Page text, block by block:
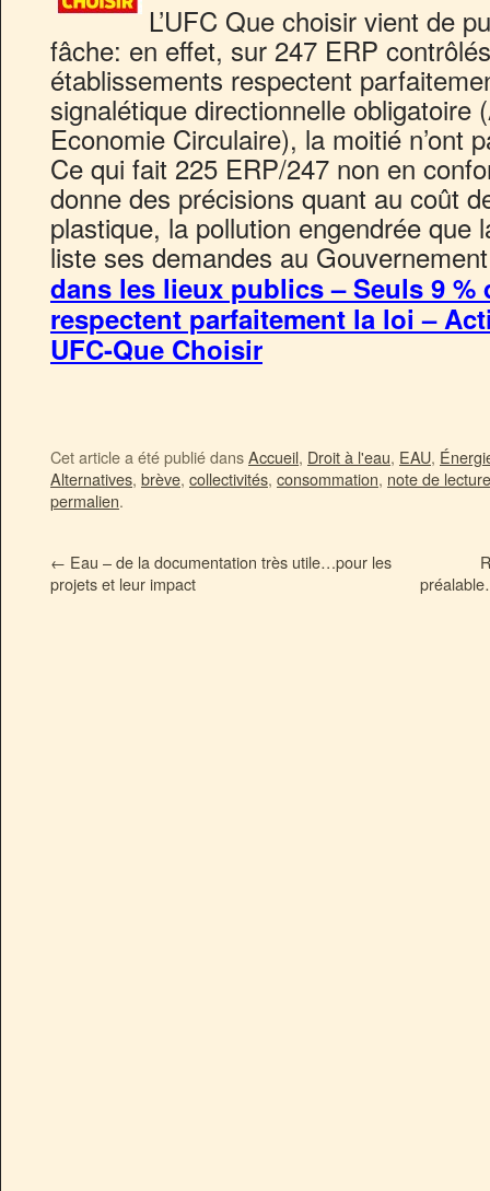
L’UFC Que choisir vient de
fâche: en effet, sur 247 ERP
établissements respectent
signalétique directionnelle obligatoire
Economie Circulaire), la moitié n’ont
Ce qui fait 225 ERP/247 non en
donne des précisions quant au coût
plastique, la pollution engendrée que
liste ses demandes au
dans les lieux publics – Seuls 9 %
respectent parfaitement la loi –
UFC-Que Choisir
Cet article a été publié dansAccueil, Droit à l'eau, EAU,
Alternatives, brève, collectivités, consommation, note de lecture
permalien.
← Eau – de la documentation très utile…pour les
projets et leur impact